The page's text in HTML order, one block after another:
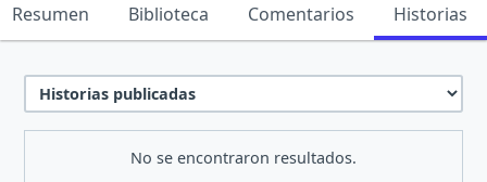
Resumen Biblioteca Comentarios Historias
No se encontraron resultados.